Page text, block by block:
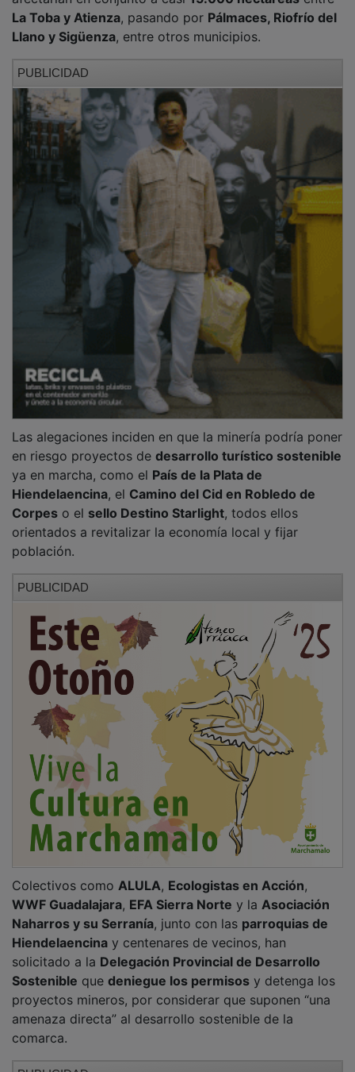
La Toba y Atienza, pasando porPálmaces, Riofrío del
Llano y Sigüenza, entre otros municipios.
en riesgo proyectos de desarrollo turístico sostenible
ya en marcha, como el País de la Plata de
Hiendelaencina, elCamino del Cid en Robledo de
Corpeso elsello Destino Starlight , todos ellos
orientados a revitalizar la economía local y fijar
población.
WWF Guadalajara,EFA Sierra Nortey la Asociación
Naharros y su Serranía , junto con las parroquias de
Hiendelaencinay centenares de vecinos, han
solicitado a laDelegación Provincial de Desarrollo
Sosteniblequedeniegue los permisosy detenga los
proyectos mineros, por considerar que suponen “una
amenaza directa” al desarrollo sostenible de la
comarca.